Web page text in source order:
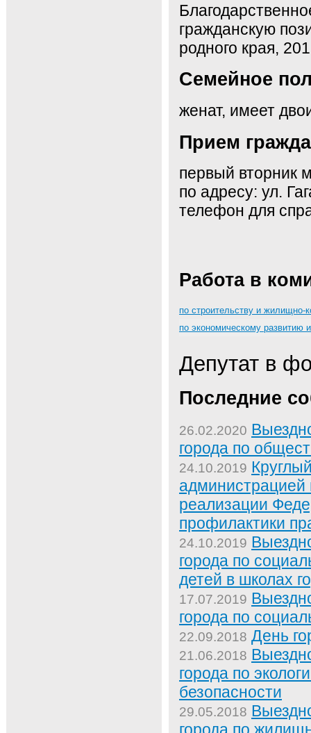
гражданскую
родного края,
Семейное
женат, имеет
Прием
первый вторник
по адресу: ул.
телефон для
Работа в
по строительству и жилищно-
по экономическому развитию
Депутат в
Последние
26.02.2020
города по
24.10.2019
администрацией
реализации
профилактики
24.10.2019
города по
детей в школах
17.07.2019
города по
22.09.2018 День
21.06.2018
города по
безопасности
29.05.2018